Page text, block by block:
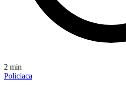
2 min
Policiaca